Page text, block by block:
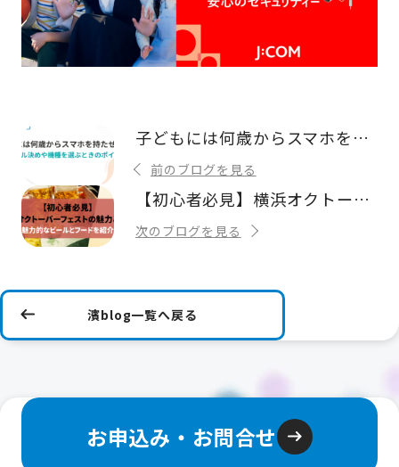
子どもには何歳からスマホを持たせるべき？ルール決め機種を選ぶときのポイント
前のブログを見る
【初心者必見】横浜オクトーバーフェストの魅力とは？魅力的なビールとフードを紹介
次のブログを見る
濱blog一覧へ戻る
お申込み・お問合せ